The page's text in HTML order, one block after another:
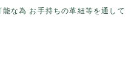
な為 お手持ちの革紐等を通して